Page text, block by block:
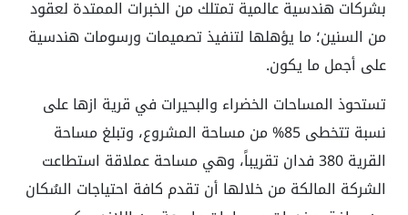
بشركات هندسية عالمية تمتلك من الخبرات الممتدة لعقود
من السنين؛ ما يؤهلها لتنفيذ تصميمات ورسومات هندسية
على أجمل ما يكون.
تستحوذ المساحات الخضراء والبحيرات في قرية ازها على
نسبة تتخطى 85% من مساحة المشروع، وتبلغ مساحة
القرية 380 فدان تقريباً، وهي مساحة عملاقة استطاعت
الشركة المالكة من خلالها أن تقدم كافة احتياجات السُكان